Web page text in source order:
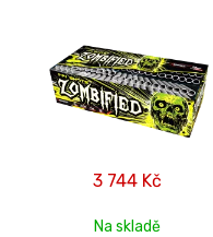
3 744 Kč
Na skladě